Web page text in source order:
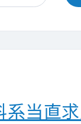
当直求